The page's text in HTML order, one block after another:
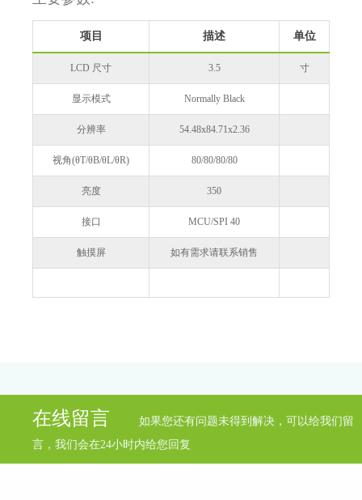
项目 描述 单位
LCD 尺寸 3.5 寸
显示模式 Normally Black
分辨率 54.48x84.71x2.36
视角(θT/θB/θL/θR) 80/80/80/80
亮度 350
接口 MCU/SPI 40
触摸屏 如有需求请联系销售
在线留言
如果您还有问题未得到解决，可以给我们留
言，我们会在24小时内给您回复